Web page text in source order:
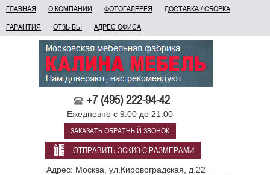
ГЛАВНАЯ О КОМПАНИИ ФОТОГАЛЕРЕЯ
ДОСТАВКА / СБОРКА
ГАРАНТИЯ
ОТЗЫВЫ АДРЕС ОФИСА
+7 (495) 222-94-42
Ежедневно с 9.00 до 21.00
ЗАКАЗАТЬ ОБРАТНЫЙ ЗВОНОК
ОТПРАВИТЬ ЭСКИЗ С РАЗМЕРАМИ
Адрес: Москва, ул.Кировоградская, д.22